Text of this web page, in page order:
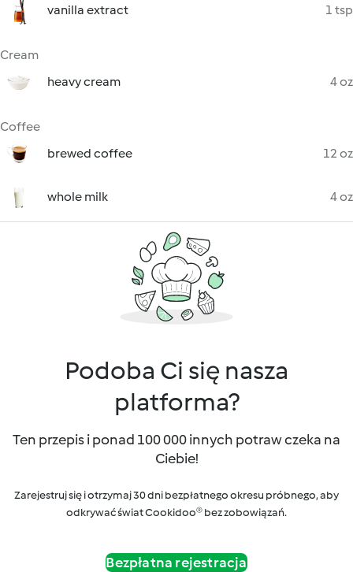
vanilla extract 1 tsp
Cream
heavy cream
4 oz
Coffee
brewed coffee
12 oz
whole milk 4 oz
Podoba Ci się nasza
platforma?
Ten przepis i ponad 100 000 innych potraw czeka na
Ciebie!
Zarejestruj się i otrzymaj 30 dni bezpłatnego okresu próbnego, aby
odkrywać świat Cookidoo® bez zobowiązań.
Bezpłatna rejestracja